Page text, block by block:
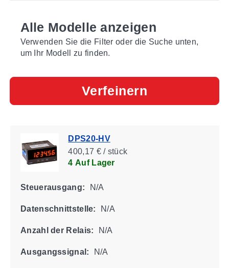
Alle Modelle anzeigen
Verwenden Sie die Filter oder die Suche unten,
um Ihr Modell zu finden.
Verfeinern
DPS20-HV
400,17 € / stück
4 Auf Lager
Steuerausgang: N/A
Datenschnittstelle: N/A
Anzahl der Relais: N/A
Ausgangssignal: N/A